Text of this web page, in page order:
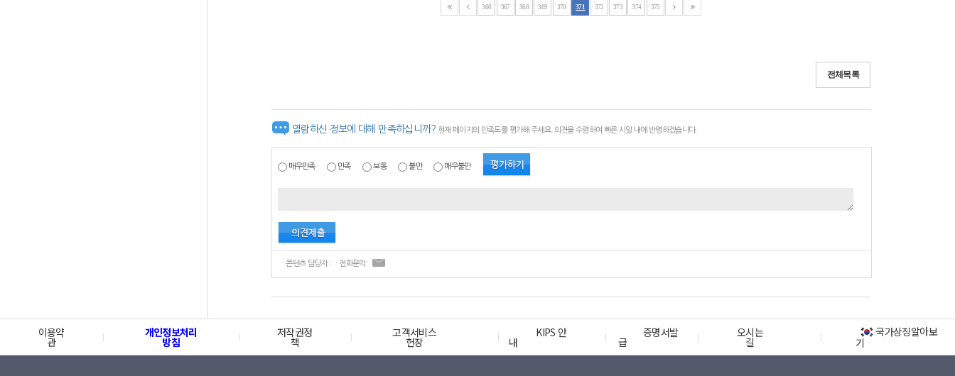
366 367 368 369 370 371 372 373 374 375
전체목록
열람하신 정보에 대해 만족하십니까? 현재 페이지의 만족도를 평가해 주세요. 의견을 수렴하여 빠른 시일 내에 반영하겠습니다.
매우만족 만족 보통 불만 매우불만
ㆍ콘텐츠 담당자 : ㆍ전화문의:
이용약
관
개인정보처리
방침
저작권정
책
고객서비스
헌장
KIPS 안
내
증명서발
급
오시는
길
국가상징알아보
기